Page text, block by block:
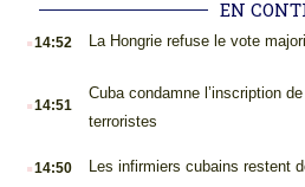
EN
.14:52 La Hongrie refuse le vote
.14:51
Cuba condamne l’inscription
terroristes
.14:50 Les infirmiers cubains restent